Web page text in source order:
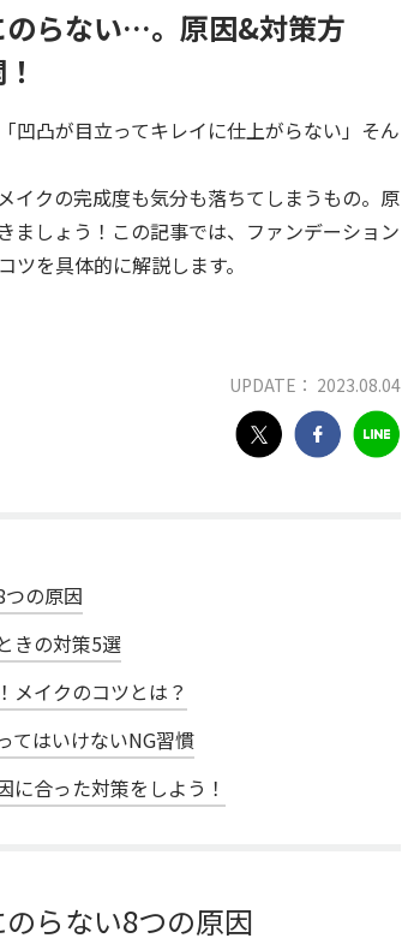
のらない…。原因&対策方
凹凸が目立ってキレイに仕上がらない」そん
イクの完成度も気分も落ちてしまうもの。原
ましょう！この記事では、ファンデーション
を具体的に解説します。
UPDATE： 2023.08.04
の原因
きの対策5選
メイクのコツとは？
てはいけないNG習慣
に合った対策をしよう！
らない8つの原因